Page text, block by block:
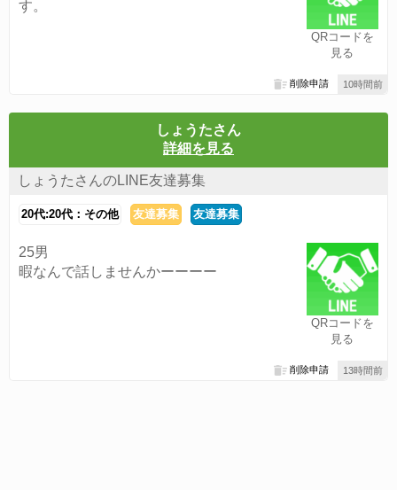
QRコードを
見る
す。
10時間前
削除申請
しょうたさん
詳細を見る
しょうたさんのLINE友達募集
20代:20代：その他 友達募集 友達募集
QRコードを
見る
25男
暇なんで話しませんかーーーー
13時間前
削除申請